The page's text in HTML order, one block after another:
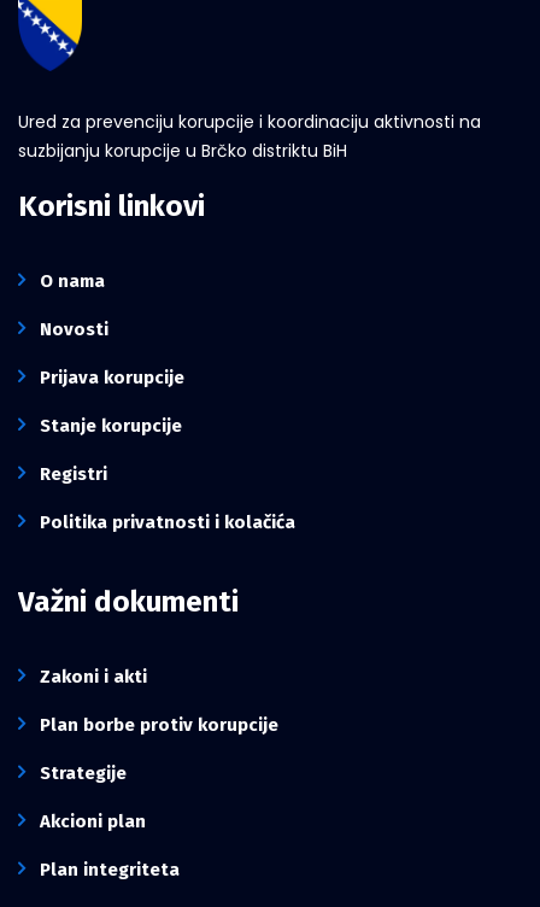
Ured za prevenciju korupcije i koordinaciju aktivnosti na
suzbijanju korupcije u Brčko distriktu BiH
Korisni linkovi
O nama
Novosti
Prijava korupcije
Stanje korupcije
Registri
Politika privatnosti i kolačića
Važni dokumenti
Zakoni i akti
Plan borbe protiv korupcije
Strategije
Akcioni plan
Plan integriteta